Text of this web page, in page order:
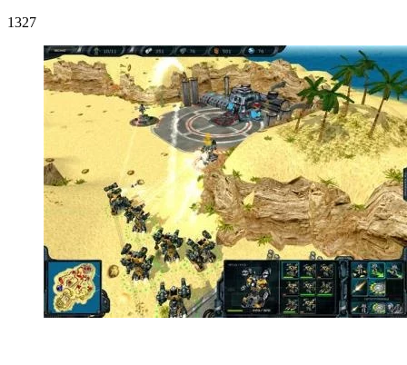
1327